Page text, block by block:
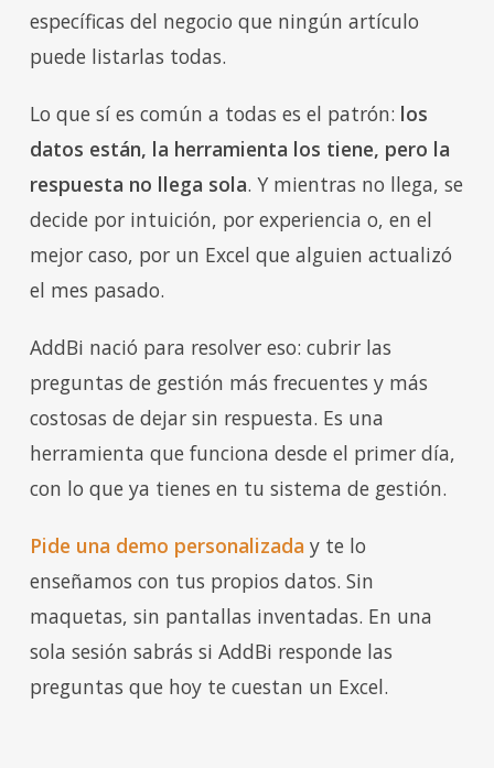
específicas del negocio que ningún artículo
puede listarlas todas.
Lo que sí es común a todas es el patrón: los
datos están, la herramienta los tiene, pero la
respuesta no llega sola. Y mientras no llega, se
decide por intuición, por experiencia o, en el
mejor caso, por un Excel que alguien actualizó
el mes pasado.
AddBi nació para resolver eso: cubrir las
preguntas de gestión más frecuentes y más
costosas de dejar sin respuesta. Es una
herramienta que funciona desde el primer día,
con lo que ya tienes en tu sistema de gestión.
Pide una demo personalizada y te lo
enseñamos con tus propios datos. Sin
maquetas, sin pantallas inventadas. En una
sola sesión sabrás si AddBi responde las
preguntas que hoy te cuestan un Excel.